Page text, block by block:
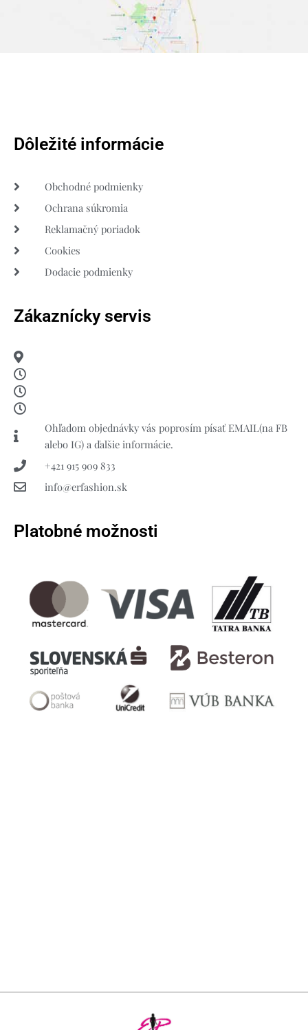
Dôležité informácie
Obchodné podmienky
Ochrana súkromia
Reklamačný poriadok
Cookies
Dodacie podmienky
Zákaznícky servis
Ohľadom objednávky vás poprosím písať EMAIL(na FB
alebo IG) a ďalšie informácie.
+421 915 909 833
info@erfashion.sk
Platobné možnosti